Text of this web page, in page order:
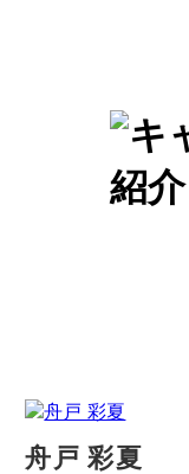
舟戸 彩夏